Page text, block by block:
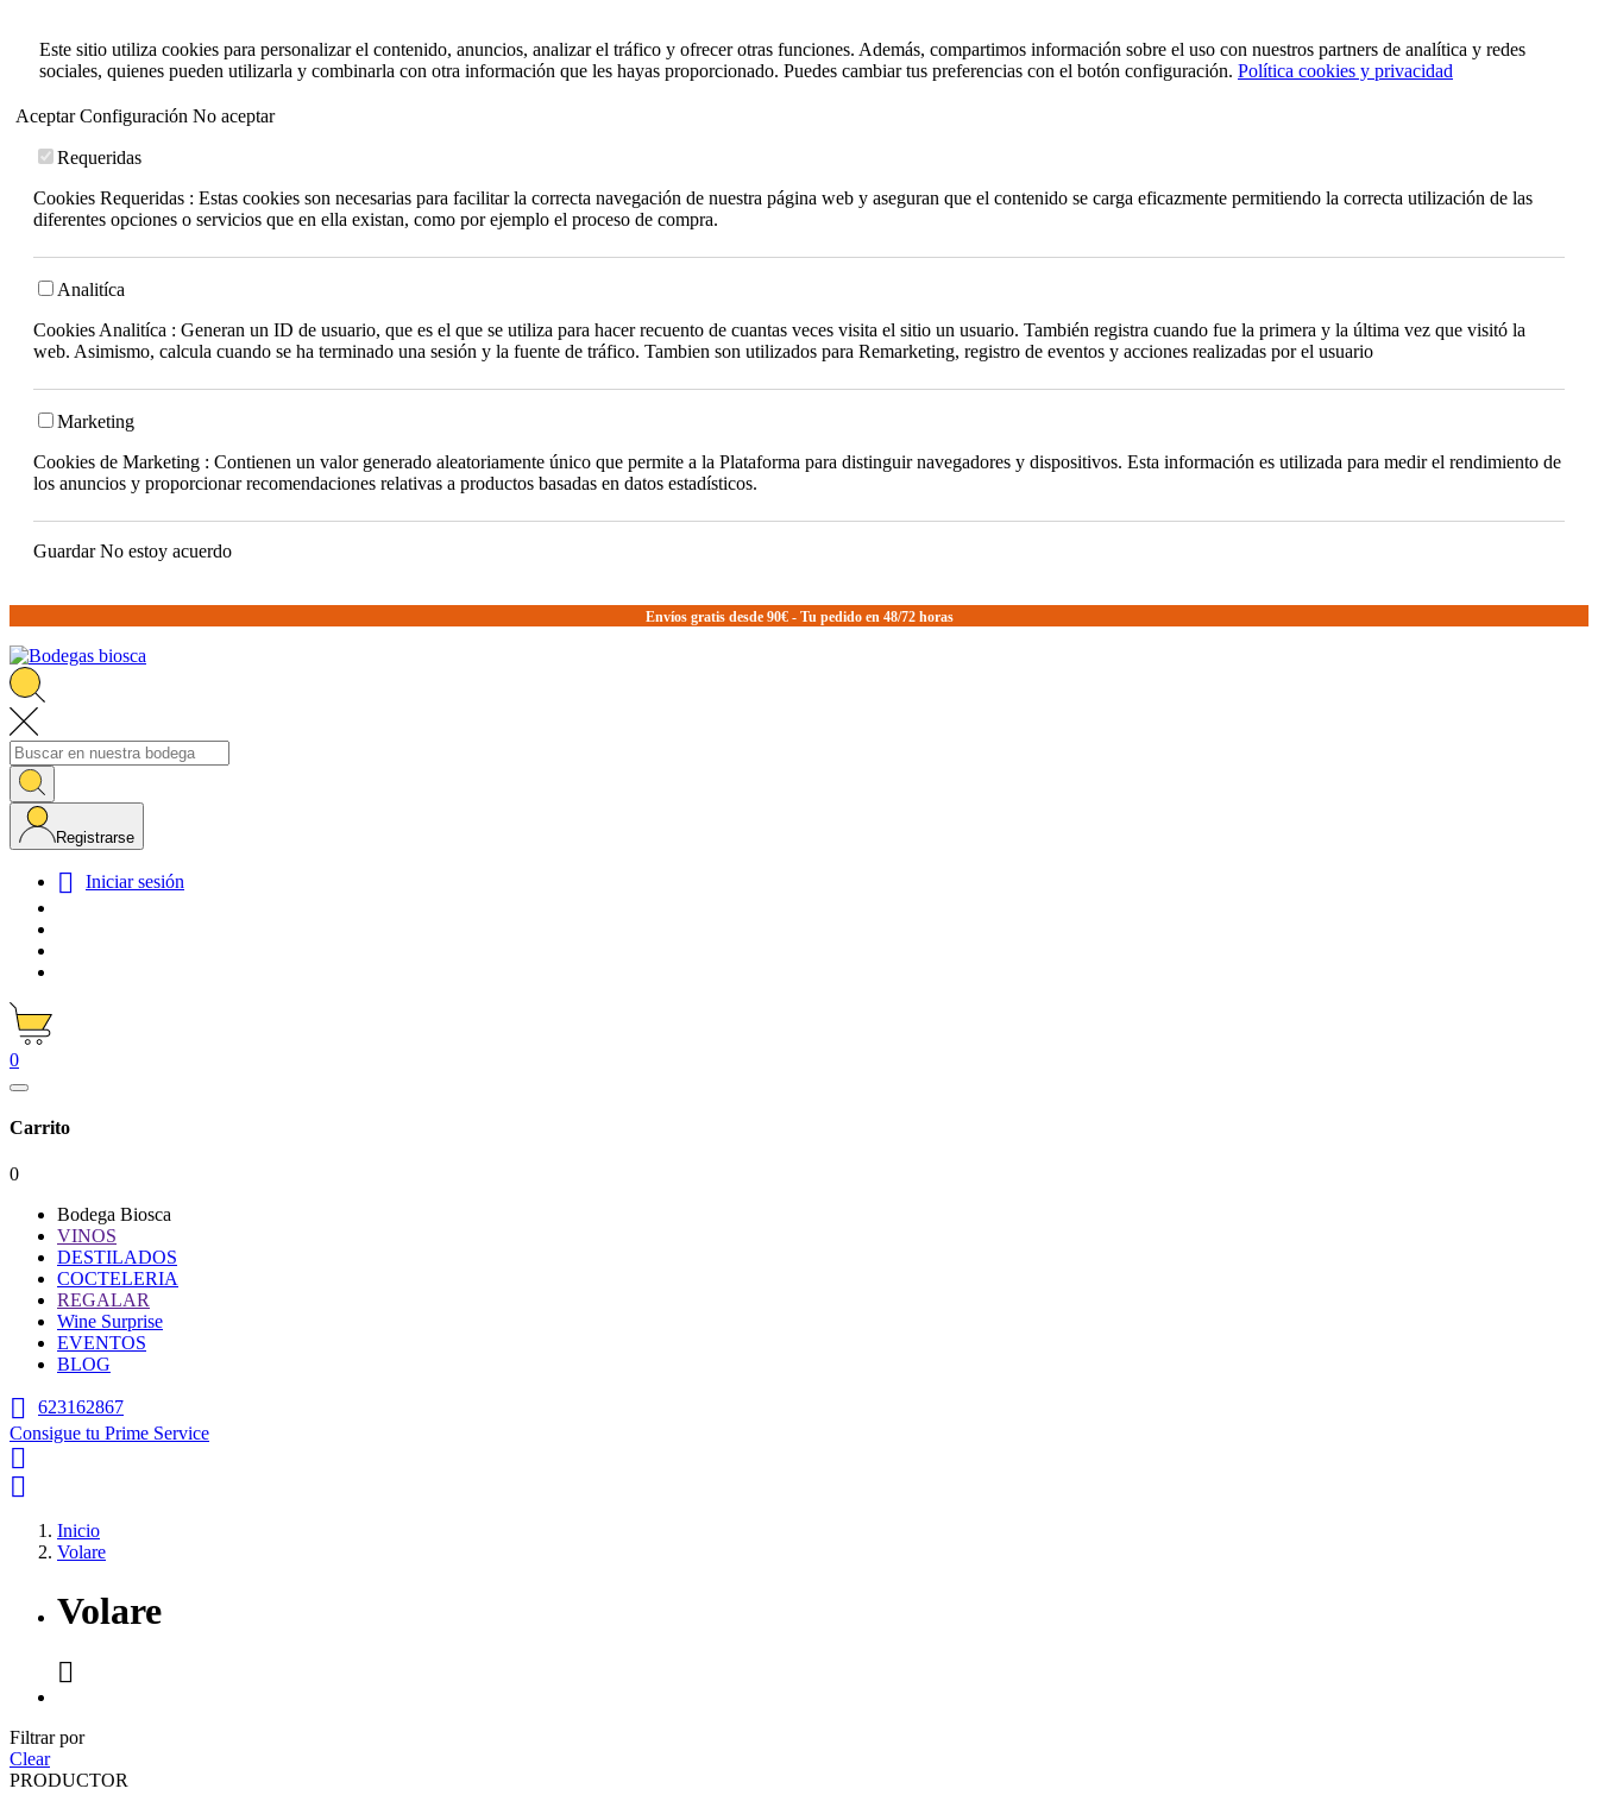
Este sitio utiliza cookies para personalizar el contenido, anuncios, analizar el tráfico y ofrecer otras funciones. Además, compartimos información sobre el uso con nuestros partners de analítica y redes
sociales, quienes pueden utilizarla y combinarla con otra información que les hayas proporcionado. Puedes cambiar tus preferencias con el botón configuración. Política cookies y privacidad
AceptarConfiguración No aceptar
Requeridas
Cookies Requeridas : Estas cookies son necesarias para facilitar la correcta navegación de nuestra página web y aseguran que el contenido se carga eficazmente permitiendo la correcta utilización de las
diferentes opciones o servicios que en ella existan, como por ejemplo el proceso de compra.
Analitíca
Cookies Analitíca : Generan un ID de usuario, que es el que se utiliza para hacer recuento de cuantas veces visita el sitio un usuario. También registra cuando fue la primera y la última vez que visitó la
web. Asimismo, calcula cuando se ha terminado una sesión y la fuente de tráfico. Tambien son utilizados para Remarketing, registro de eventos y acciones realizadas por el usuario
Marketing
Cookies de Marketing : Contienen un valor generado aleatoriamente único que permite a la Plataforma para distinguir navegadores y dispositivos. Esta información es utilizada para medir el rendimiento de
los anuncios y proporcionar recomendaciones relativas a productos basadas en datos estadísticos.
GuardarNo estoy acuerdo
Envíos gratis desde 90€ - Tu pedido en 48/72 horas
Registrarse
 Iniciar sesión
0
Carrito
0
Bodega Biosca
VINOS
DESTILADOS
COCTELERIA
REGALAR
Wine Surprise
EVENTOS
BLOG

623162867
Consigue tu Prime Service


Inicio
Volare
Volare

Filtrar por
Clear
PRODUCTOR